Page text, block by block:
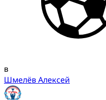
в
Шмелёв Алексей